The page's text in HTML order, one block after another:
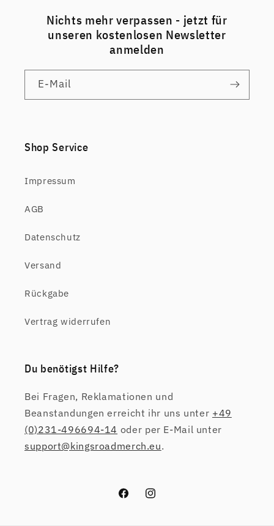
Nichts mehr verpassen - jetzt für
unseren kostenlosen Newsletter
anmelden
E-Mail
Shop Service
Impressum
AGB
Datenschutz
Versand
Rückgabe
Vertrag widerrufen
Du benötigst Hilfe?
Bei Fragen, Reklamationen und
Beanstandungen erreicht ihr uns unter +49
(0)231-496694-14 oder per E-Mail unter
support@kingsroadmerch.eu.
FacebookInstagram